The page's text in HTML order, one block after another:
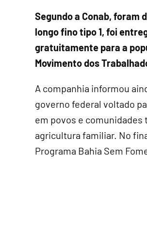
Segundo a Conab, foram
longo fino tipo 1, foi
gratuitamente para a
Movimento dos
A companhia informou
governo federal voltado
em povos e
agricultura familiar. No
Programa Bahia Sem